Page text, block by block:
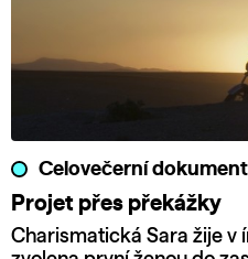
Celovečerní dokument
Projet přes překážky
Charismatická Sara žije v